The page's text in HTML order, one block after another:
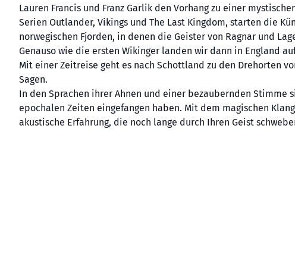
Lauren Francis und Franz Garlik den Vorhang zu einer
Serien Outlander, Vikings und The Last Kingdom, starten die
norwegischen Fjorden, in denen die Geister von Ragnar und
Genauso wie die ersten Wikinger landen wir dann in England
Mit einer Zeitreise geht es nach Schottland zu den Drehorten
Sagen.
In den Sprachen ihrer Ahnen und einer bezaubernden
epochalen Zeiten eingefangen haben. Mit dem magischen
akustische Erfahrung, die noch lange durch Ihren Geist